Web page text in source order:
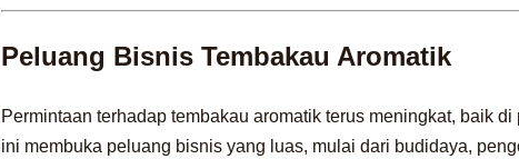
Peluang Bisnis Tembakau Aromatik
Permintaan terhadap tembakau aromatik terus meningkat, baik
ini membuka peluang bisnis yang luas, mulai dari budidaya,